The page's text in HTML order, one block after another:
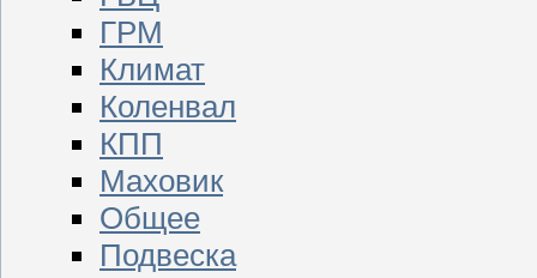
ГРМ
Климат
Коленвал
КПП
Маховик
Общее
Подвеска